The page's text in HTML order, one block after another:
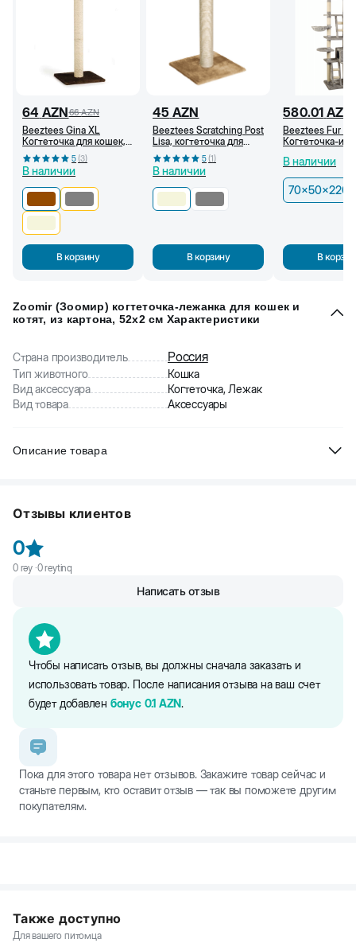
64 AZN66 AZN
Beeztees Gina XL
Когтеточка для кошек,
40x40x90 см,
Коричневая
5(3)
В наличии
В корзину
45 AZN
Beeztees Scratching Post
Lisa, когтеточка для
кошки, 38x38x59 см,
Бежевый
5(1)
В наличии
В корзину
580.01 AZN
Beeztees Fur
Когтеточка-
260 см
В наличии
70x50x220-
В
Zoomir (Зоомир) когтеточка-лежанка для кошек и
котят, из картона, 52x2 см Характеристики
Страна производитель Россия
Тип животного
Кошка
Вид аксессуара
Когтеточка, Лежак
Вид товара
Аксессуары
Описание товара
- безопасный и мягкий картон идеально подойдет для нежных
лап котенка
- помогает стачить когти и растянуть позвоночник
кору дерева
- мягкая текстура дарит питомцу максимальный комфорт
- легкий вес позволяет быстро переставить ее при
необходимости
- доступность для вашего бюджета
Отзывы клиентов
0
0rəy ·0reytinq
Чтобы написать отзыв, вы должны сначала заказать и
использовать товар. После написания отзыва на ваш счет
будет добавлен бонус 0.1 AZN.
Написать отзыв
Пока для этого товара нет отзывов. Закажите товар сейчас и
станьте первым, кто оставит отзыв — так вы поможете другим
покупателям.
Также доступно
Для вашего питомца